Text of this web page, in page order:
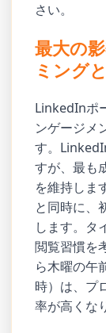
さい。
最大の
ミング
LinkedInポ
ンゲージメ
す。
すが、最も
を維持しま
と同時に、
します。タ
閲覧習慣を
ら木曜の午
時）は、プ
率が高くな